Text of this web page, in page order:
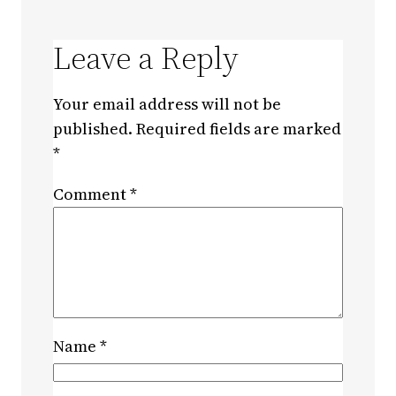
Leave a Reply
Your email address will not be
published. Required fields are marked
*
Comment*
Name *